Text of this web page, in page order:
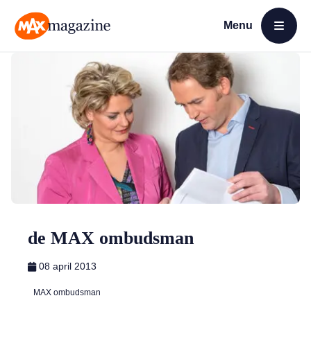
Menu
Open menu
de MAX ombudsman
08 april 2013
MAX ombudsman